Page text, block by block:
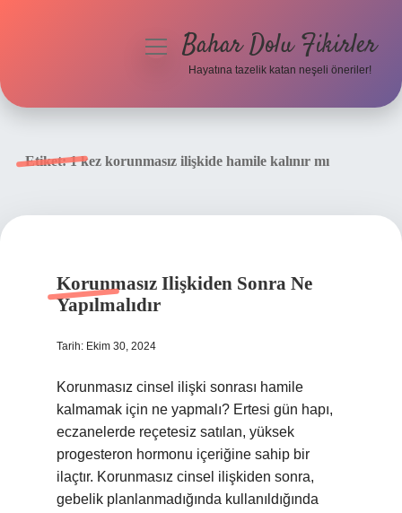
menüyüBahar Dolu Fikirler
Hayatına tazelik katan neşeli öneriler!
Etiket:1 kez korunmasız ilişkide hamile kalınır mı
Korunmasız Ilişkiden Sonra Ne
Yapılmalıdır
Tarih: Ekim 30, 2024
Korunmasız cinsel ilişki sonrası hamile
kalmamak için ne yapmalı? Ertesi gün hapı,
eczanelerde reçetesiz satılan, yüksek
progesteron hormonu içeriğine sahip bir
ilaçtır. Korunmasız cinsel ilişkiden sonra,
gebelik planlanmadığında kullanıldığında